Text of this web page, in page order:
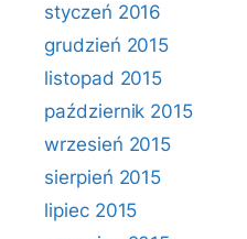
styczeń 2016
grudzień 2015
listopad 2015
październik 2015
wrzesień 2015
sierpień 2015
lipiec 2015